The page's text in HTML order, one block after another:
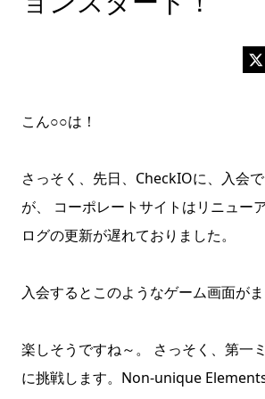
こん○○は！
さっそく、先日、CheckIOに、入会
が、 コーポレートサイトはリニュー
ログの更新が遅れておりました。
入会するとこのようなゲーム画面がま
楽しそうですね～。 さっそく、第一
に挑戦します。 Non-unique